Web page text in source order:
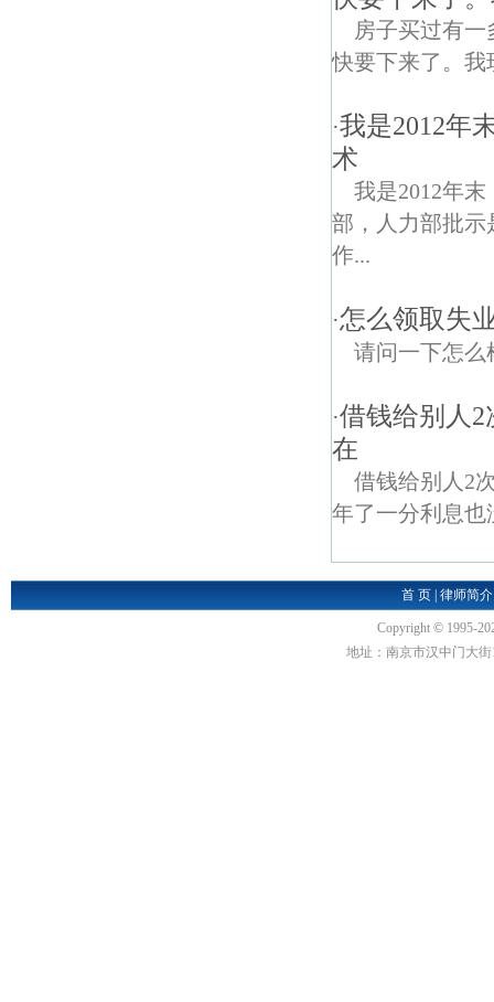
房子买过有
快要下来了。我
·我是2012年
术
我是2012年
部，人力部批示
作...
·怎么领取失
请问一下怎么
·借钱给别人2
在
借钱给别人2
年了一分利息
首 页 |律师简介
Copyright © 1995-
地址：南京市汉中门大街